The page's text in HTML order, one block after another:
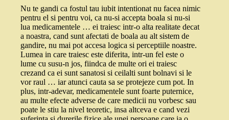
Nu te gandi ca fostul tau iubit intentionat nu facea nimic
pentru el si pentru voi, ca nu-si accepta boala si nu-si
lua medicamentele … ei traiesc intr-o alta realitate decat
a noastra, cand sunt afectati de boala au alt sistem de
gandire, nu mai pot accesa logica si perceptiile noastre.
Lumea in care traiesc este diferita, intr-un fel este o
lume cu susu-n jos, fiindca de multe ori ei traiesc
crezand ca ei sunt sanatosi si ceilalti sunt bolnavi si le
vor raul … iar atunci cauta sa se protejeze cum pot. In
plus, intr-adevar, medicamentele sunt foarte puternice,
au multe efecte adverse de care medicii nu vorbesc sau
poate le stiu la nivel teoretic, insa altceva e cand vezi